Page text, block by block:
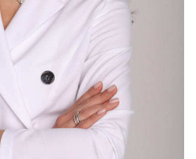
косметолог